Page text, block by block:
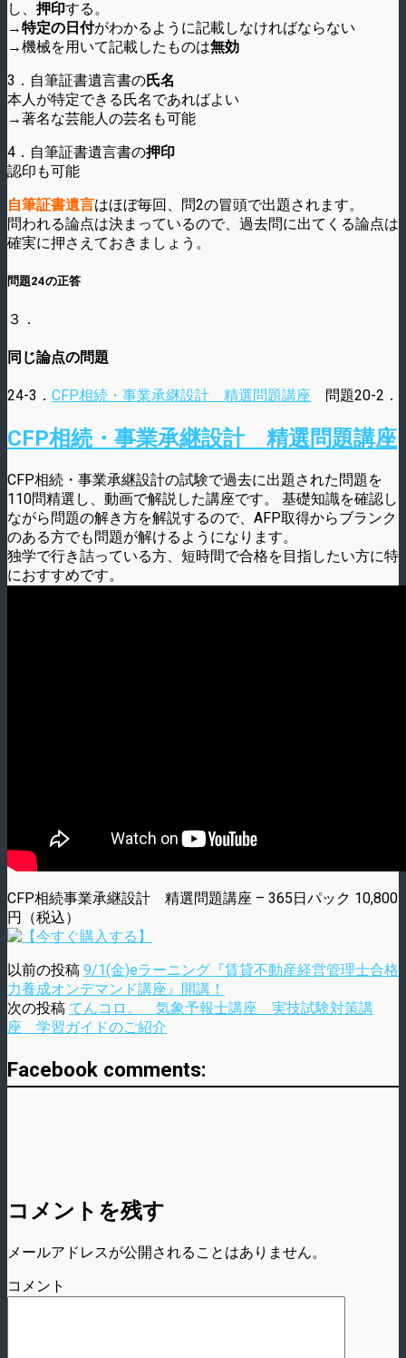
し、 押印する。
→特定の日付がわかるように記載しなければならない
→機械を用いて記載したものは無効
3．自筆証書遺言書の氏名
本人が特定できる氏名であればよい
→著名な芸能人の芸名も可能
4．自筆証書遺言書の押印
認印も可能
自筆証書遺言はほぼ毎回、問2の冒頭で出題されます。
問われる論点は決まっているので、過去問に出てくる論点は
確実に押さえておきましょう。
問題24の正答
３．
同じ論点の問題
24-3． CFP相続・事業承継設計 精選問題講座 問題20-2．
CFP相続・事業承継設計 精選問題講座
CFP相続・事業承継設計の試験で過去に出題された問題を
110問精選し、動画で解説した講座です。 基礎知識を確認し
ながら問題の解き方を解説するので、AFP取得からブランク
のある方でも問題が解けるようになります。
独学で行き詰っている方、短時間で合格を目指したい方に特
におすすめです。
CFP相続事業承継設計 精選問題講座 – 365日パック 10,800
円（税込）
以前の投稿 9/1(金)eラーニング『賃貸不動産経営管理士合格
力養成オンデマンド講座』開講！
次の投稿 てんコロ。 気象予報士講座 実技試験対策講
座 学習ガイドのご紹介
Facebook comments:
コメントを残す
メールアドレスが公開されることはありません。
コメント